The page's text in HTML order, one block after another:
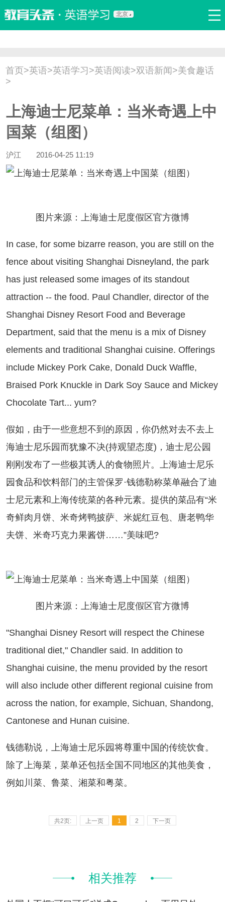
北京
双语新闻 口译翻译 职场英语 娱乐英语 少儿英语
流行语 新概念
首页>英语>英语学习 >英语阅读>双语新闻>美食趣话
>
上海迪士尼菜单：当米奇遇上中
国菜（组图）
沪江 2016-04-25 11:19
图片来源：上海迪士尼度假区官方微博
for some bizarre reason, you are still on the
fence about visiting Shanghai Disneyland, the park
has just released some images of its standout
attraction -- the food. Paul Chandler, director of the
Shanghai Disney Resort Food and Beverage
Department, said that the menu is a mix of Disney
elements and traditional Shanghai cuisine. Offerings
include Mickey Pork Cake, Donald Duck Waffle,
Braised Pork Knuckle in Dark Soy Sauce and Mickey
Chocolate Tart... yum?
，由于一些意想不到的原因，你仍然对去不去上
海迪士尼乐园而犹豫不决(持观望态度)，迪士尼公园
刚刚发布了一些极其诱人的食物照片。上海迪士尼乐
园食品和饮料部门的主管保罗·钱德勒称菜单融合了迪
士尼元素和上海传统菜的各种元素。提供的菜品有“米
奇鲜肉月饼、米奇烤鸭披萨、米妮红豆包、唐老鸭华
夫饼、米奇巧克力果酱饼……”美味吧?
图片来源：上海迪士尼度假区官方微博
Disney Resort will respect the Chinese
traditional diet," Chandler said. In addition to
Shanghai cuisine, the menu provided by the resort
will also include other different regional cuisine from
across the nation, for example, Sichuan, Shandong,
Cantonese and Hunan cuisine.
勒说，上海迪士尼乐园将尊重中国的传统饮食。
除了上海菜，菜单还包括全国不同地区的其他美食，
例如川菜、鲁菜、湘菜和粤菜。
共2页: 上一页 1 2 下一页
相关推荐